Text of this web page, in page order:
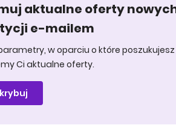
aktualne oferty
e-mailem
w oparciu o które
Ci aktualne oferty.